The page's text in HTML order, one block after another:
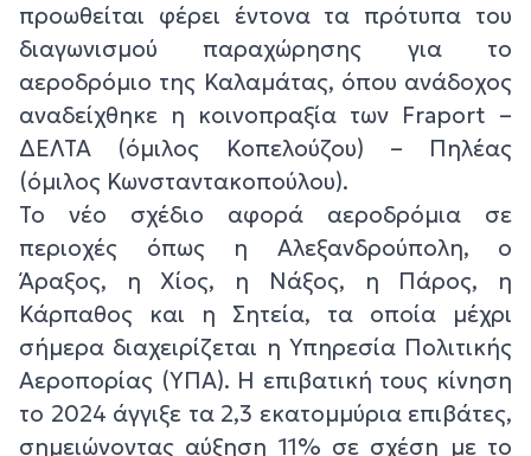
προωθείται φέρει έντονα τα πρότυπα του
διαγωνισμού παραχώρησης για το
αεροδρόμιο της Καλαμάτας, όπου ανάδοχος
αναδείχθηκε η κοινοπραξία των Fraport –
ΔΕΛΤΑ (όμιλος Κοπελούζου) – Πηλέας
(όμιλος Κωνσταντακοπούλου).
Το νέο σχέδιο αφορά αεροδρόμια σε
περιοχές όπως η Αλεξανδρούπολη, ο
Άραξος, η Χίος, η Νάξος, η Πάρος, η
Κάρπαθος και η Σητεία, τα οποία μέχρι
σήμερα διαχειρίζεται η Υπηρεσία Πολιτικής
Αεροπορίας (ΥΠΑ). Η επιβατική τους κίνηση
το 2024 άγγιξε τα 2,3 εκατομμύρια επιβάτες,
σημειώνοντας αύξηση 11% σε σχέση με το